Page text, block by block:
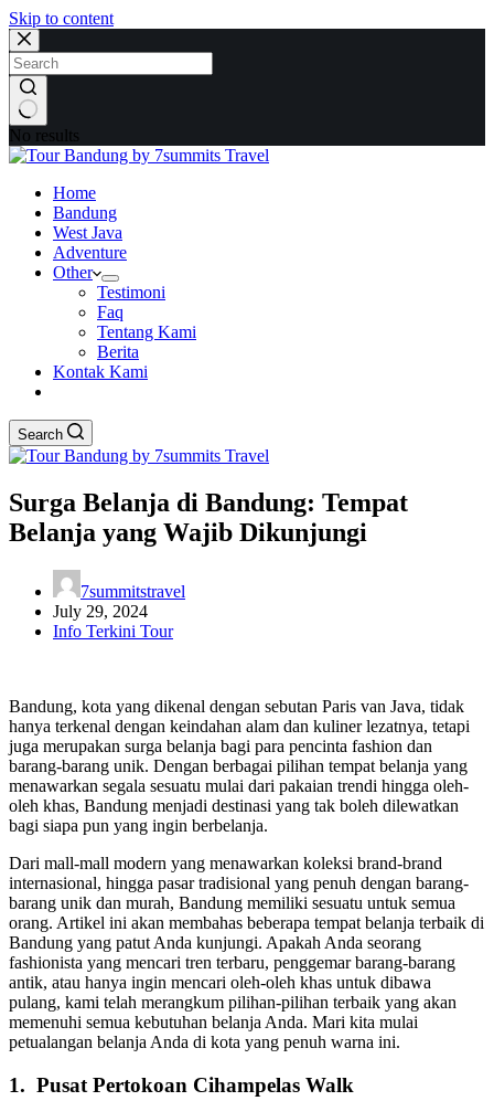
Skip to content
No results
Home
Bandung
West Java
Adventure
Other
Testimoni
Faq
Tentang Kami
Berita
Kontak Kami
Search
Surga Belanja di Bandung: Tempat
Belanja yang Wajib Dikunjungi
7summitstravel
July 29, 2024
Info Terkini Tour
Bandung, kota yang dikenal dengan sebutan Paris van Java, tidak
hanya terkenal dengan keindahan alam dan kuliner lezatnya, tetapi
juga merupakan surga belanja bagi para pencinta fashion dan
barang-barang unik. Dengan berbagai pilihan tempat belanja yang
menawarkan segala sesuatu mulai dari pakaian trendi hingga oleh-
oleh khas, Bandung menjadi destinasi yang tak boleh dilewatkan
bagi siapa pun yang ingin berbelanja.
Dari mall-mall modern yang menawarkan koleksi brand-brand
internasional, hingga pasar tradisional yang penuh dengan barang-
barang unik dan murah, Bandung memiliki sesuatu untuk semua
orang. Artikel ini akan membahas beberapa tempat belanja terbaik di
Bandung yang patut Anda kunjungi. Apakah Anda seorang
fashionista yang mencari tren terbaru, penggemar barang-barang
antik, atau hanya ingin mencari oleh-oleh khas untuk dibawa
pulang, kami telah merangkum pilihan-pilihan terbaik yang akan
memenuhi semua kebutuhan belanja Anda. Mari kita mulai
petualangan belanja Anda di kota yang penuh warna ini.
1. Pusat Pertokoan Cihampelas Walk